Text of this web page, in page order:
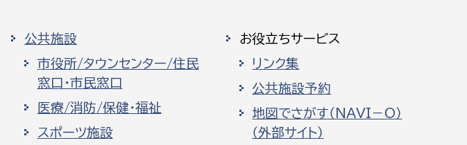
公共施設
市役所/タウンセンター/住民
窓口・市民窓口
医療/消防/保健・福祉
スポーツ施設
お役立ちサービス
リンク集
公共施設予約
地図でさがす（NAVI－O）
（外部サイト）